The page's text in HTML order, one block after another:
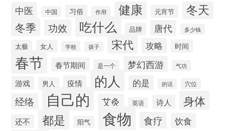
中医 中国 习俗 作用 健康 元宵节 冬天
冬季 功效 吃什么 品牌 唐代 多少钱
太极 女人 学校 孩子 宋代 攻略 时间
春节 春节期间 是一个 梦幻西游 气功
游戏 男人 疫情 的人 的是 的话 穴位
经络 自己的 艾灸 英语 诗人 身体
还不 都是 阳气 食物 食疗 饮食